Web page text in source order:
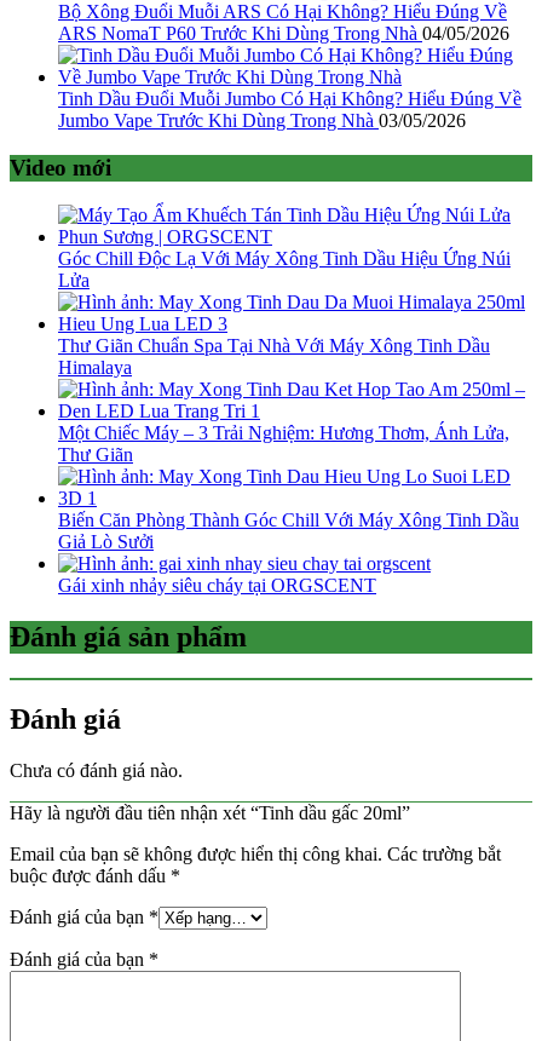
Bộ Xông Đuổi Muỗi ARS Có Hại Không? Hiểu Đúng Về
ARS NomaT P60 Trước Khi Dùng Trong Nhà 04/05/2026
Tinh Dầu Đuổi Muỗi Jumbo Có Hại Không? Hiểu Đúng Về
Jumbo Vape Trước Khi Dùng Trong Nhà 03/05/2026
Video mới
Góc Chill Độc Lạ Với Máy Xông Tinh Dầu Hiệu Ứng Núi
Lửa
Thư Giãn Chuẩn Spa Tại Nhà Với Máy Xông Tinh Dầu
Himalaya
Một Chiếc Máy – 3 Trải Nghiệm: Hương Thơm, Ánh Lửa,
Thư Giãn
Biến Căn Phòng Thành Góc Chill Với Máy Xông Tinh Dầu
Giả Lò Sưởi
Gái xinh nhảy siêu cháy tại ORGSCENT
Đánh giá sản phẩm
Đánh giá
Chưa có đánh giá nào.
Hãy là người đầu tiên nhận xét “Tinh dầu gấc 20ml”
Email của bạn sẽ không được hiển thị công khai. Các trường bắt
buộc được đánh dấu *
Đánh giá của bạn *
Đánh giá của bạn *